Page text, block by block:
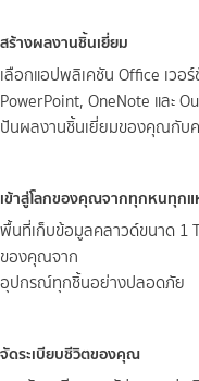
สร้างผลงานชิ้นเยี่ยม
เลือกแอปพลิเคชัน Office เว
PowerPoint, OneNote และ
ปันผลงานชิ้นเยี่ยมของคุณกับค
เข้าสู่โลกของคุณจากทุกหนทุก
พื้นที่เก็บข้อมูลคลาวด์ขนาด 1
ของคุณจาก
อุปกรณ์ทุกชิ้นอย่างปลอดภัย
จัดระเบียบชีวิตของคุณ